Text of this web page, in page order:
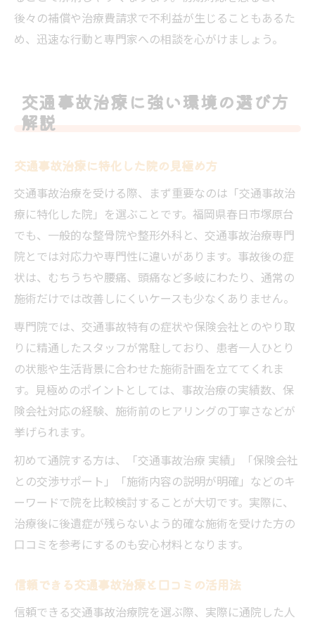
後々の補償や治療費請求で不利益が生じることもあるた
め、迅速な行動と専門家への相談を心がけましょう。
交通事故治療に強い環境の選び方
解説
交通事故治療に特化した院の見極め方
交通事故治療を受ける際、まず重要なのは「交通事故治
療に特化した院」を選ぶことです。福岡県春日市塚原台
でも、一般的な整骨院や整形外科と、交通事故治療専門
院とでは対応力や専門性に違いがあります。事故後の症
状は、むちうちや腰痛、頭痛など多岐にわたり、通常の
施術だけでは改善しにくいケースも少なくありません。
専門院では、交通事故特有の症状や保険会社とのやり取
りに精通したスタッフが常駐しており、患者一人ひとり
の状態や生活背景に合わせた施術計画を立ててくれま
す。見極めのポイントとしては、事故治療の実績数、保
険会社対応の経験、施術前のヒアリングの丁寧さなどが
挙げられます。
初めて通院する方は、「交通事故治療 実績」「保険会社
との交渉サポート」「施術内容の説明が明確」などのキ
ーワードで院を比較検討することが大切です。実際に、
治療後に後遺症が残らないよう的確な施術を受けた方の
口コミを参考にするのも安心材料となります。
信頼できる交通事故治療と口コミの活用法
信頼できる交通事故治療院を選ぶ際、実際に通院した人